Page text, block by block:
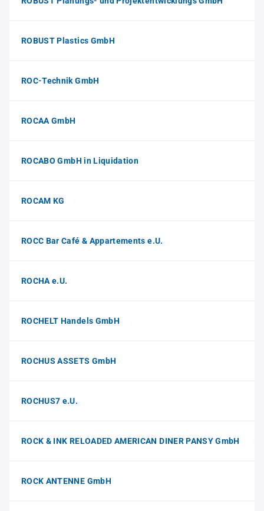
ROBUST Plastics GmbH
ROC-Technik GmbH
ROCAA GmbH
ROCABO GmbH in Liquidation
ROCAM KG
ROCC Bar Café & Appartements e.U.
ROCHA e.U.
ROCHELT Handels GmbH
ROCHUS ASSETS GmbH
ROCHUS7 e.U.
ROCK & INK RELOADED AMERICAN DINER PANSY GmbH
ROCK ANTENNE GmbH